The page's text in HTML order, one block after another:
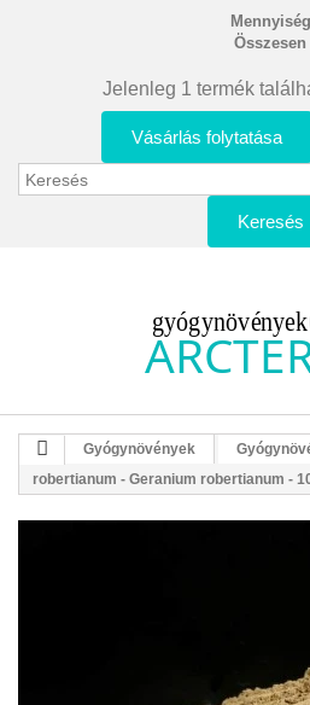
Mennyiség
Összesen
Jelenleg 1 termék
Vásárlás folytatása
Keresés
Gyógynövények
robertianum - Geranium robertianum -